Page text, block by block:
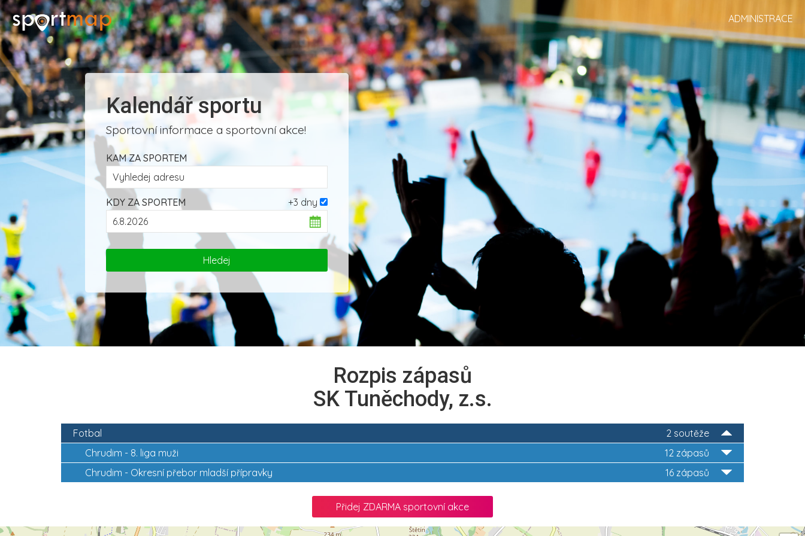
ADMINISTRACE
Kalendář sportu
Sportovní informace a sportovní akce!
KAM ZA SPORTEM
+3 dny
KDY ZA SPORTEM
Rozpis zápasů
SK Tuněchody, z.s.
2 soutěže
Fotbal
12 zápasů
Chrudim - 8. liga muži
16 zápasů
Chrudim - Okresní přebor mladší přípravky
Přidej ZDARMA sportovní akce